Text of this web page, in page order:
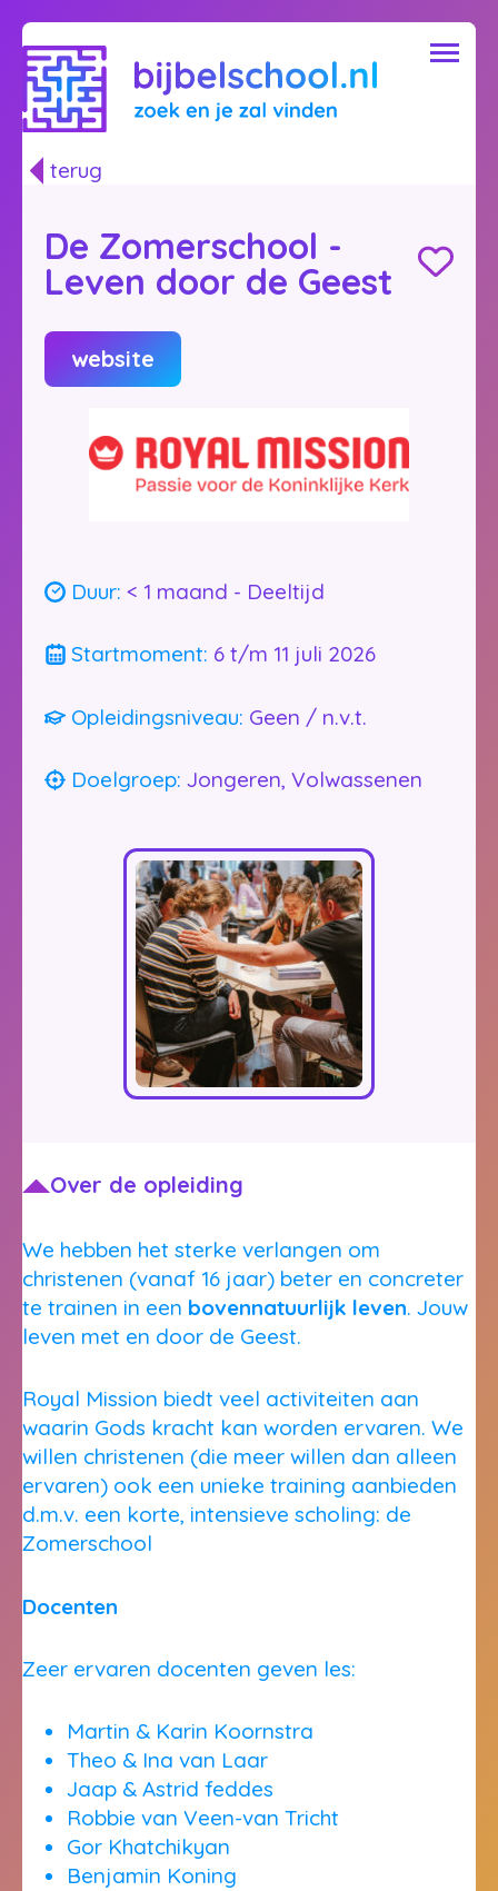
Bijbelschool.nl
terug
De Zomerschool -
Leven door de Geest
website
Duur: < 1 maand - Deeltijd
Startmoment: 6 t/m 11 juli 2026
Opleidingsniveau: Geen / n.v.t.
Doelgroep: Jongeren, Volwassenen
Over de opleiding
We hebben het sterke verlangen om
christenen (vanaf 16 jaar) beter en concreter
te trainen in een bovennatuurlijk leven. Jouw
leven met en door de Geest.
Royal Mission biedt veel activiteiten aan
waarin Gods kracht kan worden ervaren. We
willen christenen (die meer willen dan alleen
ervaren) ook een unieke training aanbieden
d.m.v. een korte, intensieve scholing: de
Zomerschool
Docenten
Zeer ervaren docenten geven les:
Martin & Karin Koornstra
Theo & Ina van Laar
Jaap & Astrid feddes
Robbie van Veen-van Tricht
Gor Khatchikyan
Benjamin Koning